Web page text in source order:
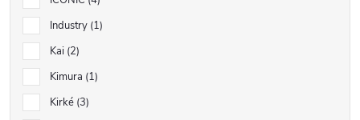
Industry 1
Kai 2
Kimura 1
Kirké 3